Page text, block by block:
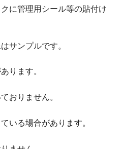
に管理用シール等の貼付け
サンプルです。
ります。
おりません。
いる場合があります。